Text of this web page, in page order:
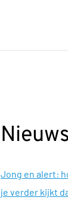
Nieuws
Jong en alert:
je verder kijkt